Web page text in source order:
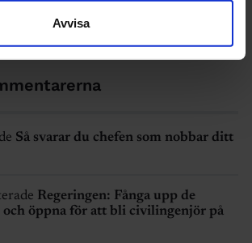
Avvisa
Så svarar du chefen som nobbar ditt
Regeringen: Fånga upp de
och öppna för att bli civilingenjör på